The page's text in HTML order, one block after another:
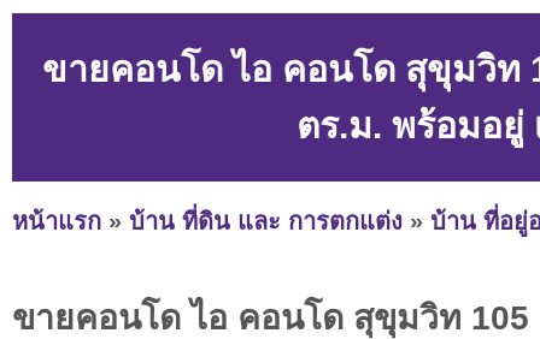
ขายคอนโด ไอ คอนโด สุขุมวิท
ตร.ม. พร้อมอยู่
หน้าแรก » บ้าน ที่ดิน และ การตกแต่ง » บ้าน ที่อยู่
ขายคอนโด ไอ คอนโด สุขุมวิท 105